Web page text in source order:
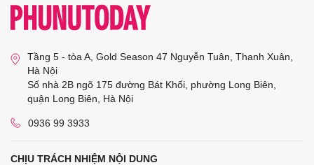
Tầng 5 - tòa A, Gold Season 47 Nguyễn Tuân, Thanh Xuân,
Hà Nội
Số nhà 2B ngõ 175 đường Bát Khối, phường Long Biên,
quận Long Biên, Hà Nội
0936 99 3933
CHỊU TRÁCH NHIỆM NỘI DUNG